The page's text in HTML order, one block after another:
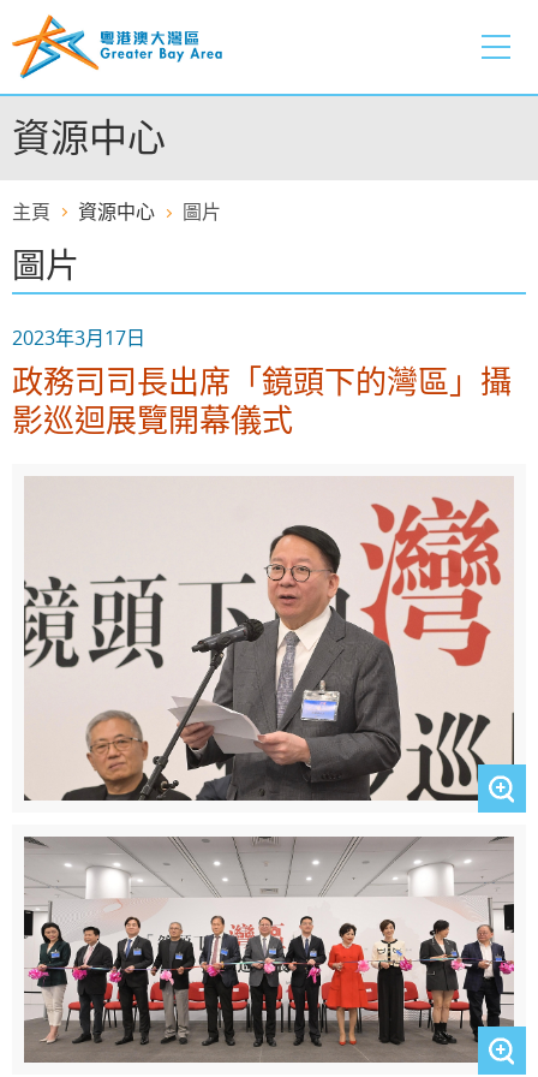
至
容
的
開
資源中心
主頁 資源中心 圖片
圖片
2023年3月17日
政務司司長出席「鏡頭下的灣區」攝
影巡迴展覽開幕儀式